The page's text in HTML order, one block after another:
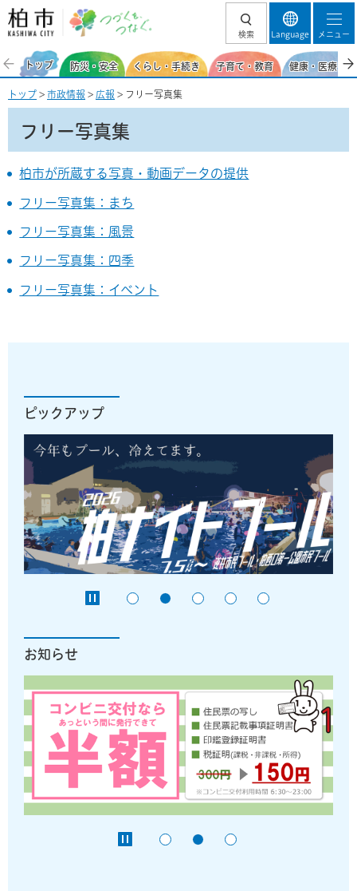
柏市 つづくを、
検索 Language メニュー
トップ 防災・安全 くらし・手続き 子育て・教育 健康・医療・
トップ > 市政情報 > 広報 > フリー写真集
フリー写真集
柏市が所蔵する写真・動画データの提供
フリー写真集：まち
フリー写真集：風景
フリー写真集：四季
フリー写真集：イベント
ピックアップ
お知らせ